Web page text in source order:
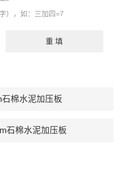
），如：三加四=7
棉水泥加压板
石棉水泥加压板